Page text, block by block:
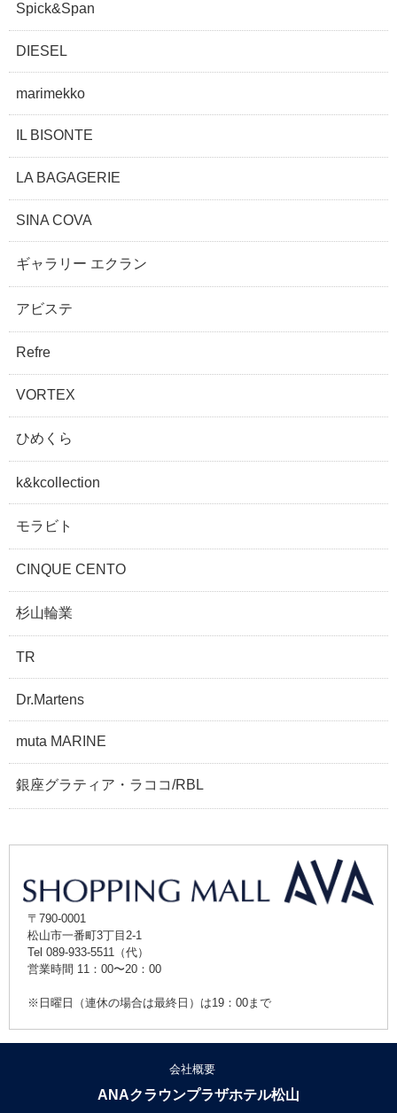
Spick&Span
DIESEL
marimekko
IL BISONTE
LA BAGAGERIE
SINA COVA
ギャラリー エクラン
アビステ
Refre
VORTEX
ひめくら
k&kcollection
モラビト
CINQUE CENTO
杉山輪業
TR
Dr.Martens
muta MARINE
銀座グラティア・ラココ/RBL
〒790-0001
松山市一番町3丁目2-1
Tel 089-933-5511（代）
営業時間 11：00〜20：00
※日曜日（連休の場合は最終日）は19：00まで
会社概要
ANAクラウンプラザホテル松山